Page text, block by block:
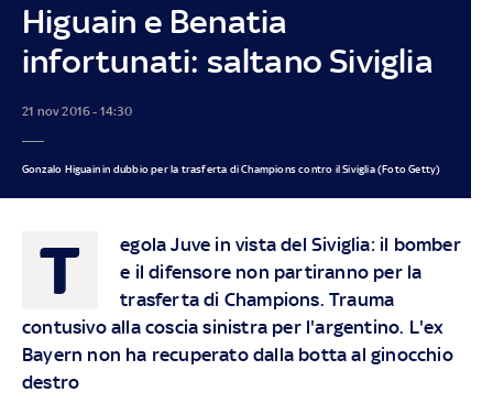
Higuain e Benatia
infortunati: saltano Siviglia
21 nov 2016 - 14:30
Gonzalo Higuain in dubbio per la trasferta di Champions contro il Siviglia (Foto Getty)
T
egola Juve in vista del Siviglia: il bomber
e il difensore non partiranno per la
trasferta di Champions. Trauma
contusivo alla coscia sinistra per l'argentino. L'ex
Bayern non ha recuperato dalla botta al ginocchio
destro